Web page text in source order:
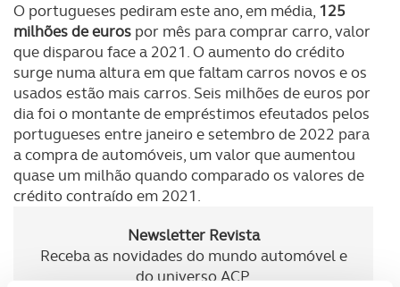
O portugueses pediram este ano, em média, 125
milhões de euros por mês para comprar carro, valor
que disparou face a 2021. O aumento do crédito
surge numa altura em que faltam carros novos e os
usados estão mais carros. Seis milhões de euros por
dia foi o montante de empréstimos efeutados pelos
portugueses entre janeiro e setembro de 2022 para
a compra de automóveis, um valor que aumentou
quase um milhão quando comparado os valores de
crédito contraído em 2021.
Newsletter Revista
Receba as novidades do mundo automóvel e
do universo ACP.